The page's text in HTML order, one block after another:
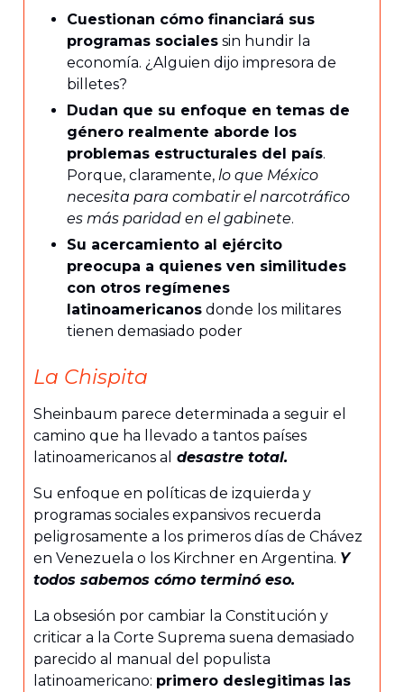
Cuestionan cómo financiará sus
programas sociales sin hundir la
economía. ¿Alguien dijo impresora de
billetes?
Dudan que su enfoque en temas de
género realmente aborde los
problemas estructurales del país.
Porque, claramente, lo que México
necesita para combatir el narcotráfico
es más paridad en el gabinete.
Su acercamiento al ejército
preocupa a quienes ven similitudes
con otros regímenes
latinoamericanos donde los militares
tienen demasiado poder
La Chispita
Sheinbaum parece determinada a seguir el
camino que ha llevado a tantos países
latinoamericanos al desastre total.
Su enfoque en políticas de izquierda y
programas sociales expansivos recuerda
peligrosamente a los primeros días de Chávez
en Venezuela o los Kirchner en Argentina. Y
todos sabemos cómo terminó eso.
La obsesión por cambiar la Constitución y
criticar a la Corte Suprema suena demasiado
parecido al manual del populista
latinoamericano: primero deslegitimas las